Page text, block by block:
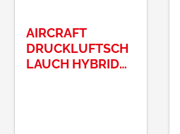
AIRCRAFT
DRUCKLUFTSCH
LAUCH HYBRID